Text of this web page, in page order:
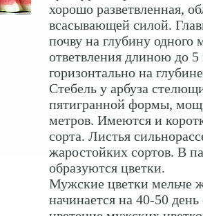
хорошо разветвленная,
всасывающей силой.
почву на глубину одного
ответвления длиною до
горизонтально на
Стебель у арбуза
пятигранной формы,
метров. Имеются и
сорта. Листья
жаростойких сортов. В
образуются цветки.
Мужские цветки мельче
начинается на 40-50